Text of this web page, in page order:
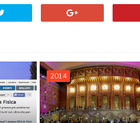
2014